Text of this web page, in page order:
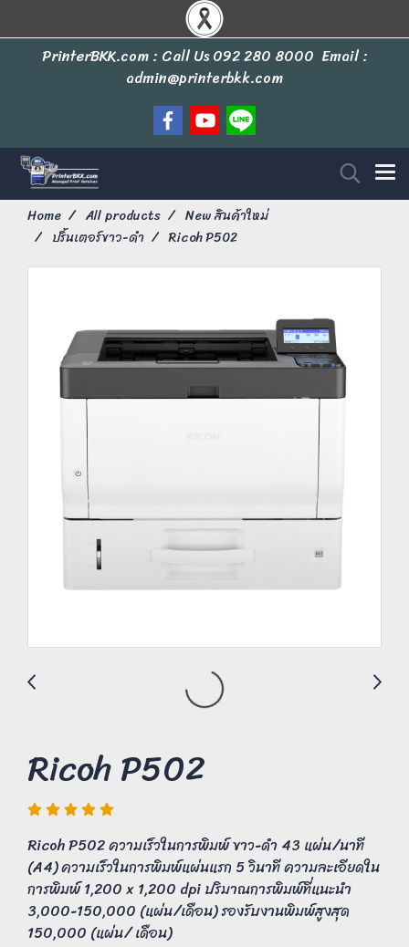
PrinterBKK.com : Call Us092 280 8000 Email :
admin@printerbkk.com
Home All products
New สินค้าใหม่
ปริ้นเตอร์ขาว-ดำ
Ricoh P502
Ricoh P502
Ricoh P502 ความเร็วในการพิมพ์ ขาว-ดำ 43 แผ่น/นาที
(A4) ความเร็วในการพิมพ์แผ่นแรก 5 วินาที ความละเอียดใน
การพิมพ์ 1,200 x 1,200 dpi ปริมาณการพิมพ์ที่แนะนำ
3,000-150,000 (แผ่น/เดือน) รองรับงานพิมพ์สูงสุด
150,000 (แผ่น/ เดือน)